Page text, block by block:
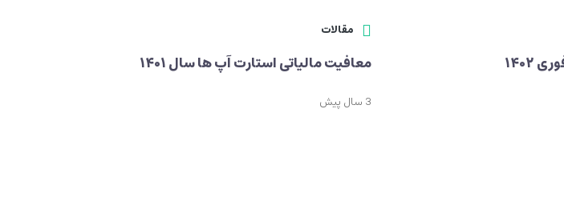
مقالات
معافیت مالیاتی استارت آپ ها سال ۱۴۰۱
3 سال پیش